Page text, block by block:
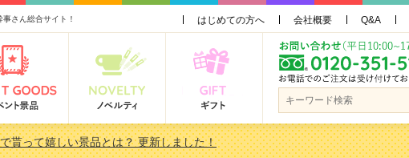
さん総合サイト！ はじめての方へ 会社概要 Q&A
貰って嬉しい景品とは？ 更新しました！